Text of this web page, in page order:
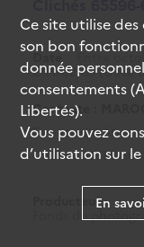
Date Entre
21MA/2/69 (Cote
Contexte :
Tirages d'édition,
Clichés 65596-
Producteur :
Fonds du
Ce site utilise des
son bon
donnée
consentements
Libertés).
Vous pouvez
d’utilisation sur
En